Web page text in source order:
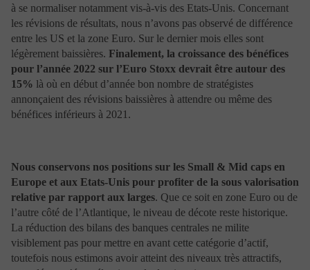
ne seront enregistrés auprès de la « US Securities and
Exchange Commission ». Ainsi aucun des prospectus
publié sur ce site ne peut être introduit, transmis ou
distribué aux Etats-Unis d’Amérique ou dans leurs
territoires ou possessions ou remis aux résidents
institutionnels américains ou aux sociétés, associations
ou autres entités créées ou régies selon les lois des
Etats-Unis.
Le site Web vous est fourni sur la base d’un service “en
l’état de l’art” et accessible en fonction de sa
disponibilité, Portzamparc Gestion n’étant aucunement
responsable d’une quelconque difficulté de transmission
ou de toute perturbation du réseau. En cas
d’indisponibilité du site Web ou de l’un de ses services,
l’utilisateur est invité à contacter dans les meilleurs
délais par tout autre moyen (téléphone, mail, courrier,
fax…) son interlocuteur habituel afin de pouvoir
à se normaliser notamment vis-à-vis des Etats-Unis. Concernant
les révisions de résultats, nous n’avons pas observé de différence
entre les US et la zone Euro. Sur le dernier mois elles sont
légèrement baissières. Finalement, la croissance des bénéfices
pour l’année 2022 sur l’Euro Stoxx devrait être autour des
15% là où en début d’année bon nombre de stratégistes
annonçaient des révisions baissières à attendre ou même des
bénéfices inférieurs à 2021.
Nous conservons nos positions sur les Small & Mid caps en
Europe et aux Etats-Unis pour profiter de la sous valorisation
relative par rapport aux larges. Que ce soit en zone Euro ou de
l’autre côté de l’Atlantique, le niveau de décote reste historique.
La réduction des bilans des banques centrales ne milite
visiblement pas pour mettre en avant cette catégorie d’actif,
toutefois nous estimons avoir atteint des niveaux très attractifs,